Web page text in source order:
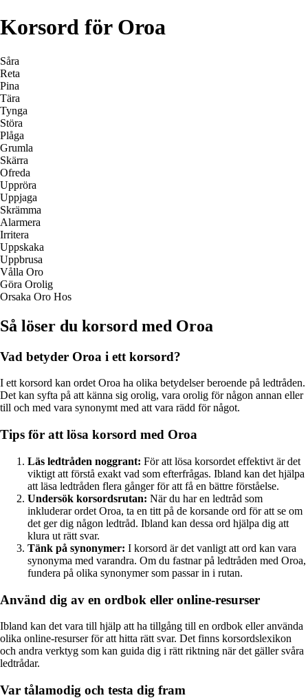
Korsord för Oroa
Såra
Reta
Pina
Tära
Tynga
Störa
Plåga
Grumla
Skärra
Ofreda
Uppröra
Uppjaga
Skrämma
Alarmera
Irritera
Uppskaka
Uppbrusa
Vålla Oro
Göra Orolig
Orsaka Oro Hos
Så löser du korsord med Oroa
Vad betyder Oroa i ett korsord?
I ett korsord kan ordet Oroa ha olika betydelser beroende på ledtråden.
Det kan syfta på att känna sig orolig, vara orolig för någon annan eller
till och med vara synonymt med att vara rädd för något.
Tips för att lösa korsord med Oroa
Läs ledtråden noggrant: För att lösa korsordet effektivt är det
viktigt att förstå exakt vad som efterfrågas. Ibland kan det hjälpa
att läsa ledtråden flera gånger för att få en bättre förståelse.
Undersök korsordsrutan: När du har en ledtråd som
inkluderar ordet Oroa, ta en titt på de korsande ord för att se om
det ger dig någon ledtråd. Ibland kan dessa ord hjälpa dig att
klura ut rätt svar.
Tänk på synonymer: I korsord är det vanligt att ord kan vara
synonyma med varandra. Om du fastnar på ledtråden med Oroa,
fundera på olika synonymer som passar in i rutan.
Använd dig av en ordbok eller online-resurser
Ibland kan det vara till hjälp att ha tillgång till en ordbok eller använda
olika online-resurser för att hitta rätt svar. Det finns korsordslexikon
och andra verktyg som kan guida dig i rätt riktning när det gäller svåra
ledtrådar.
Var tålamodig och testa dig fram